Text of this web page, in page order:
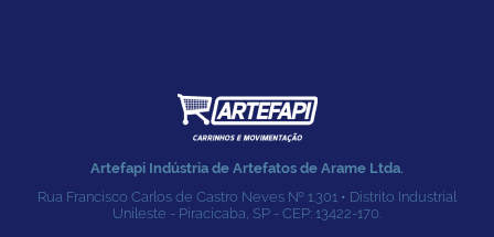
Artefapi Indústria de Artefatos de Arame Ltda.
Rua Francisco Carlos de Castro Neves № 1.301 • Distrito Industrial
Unileste - Piracicaba, SP - CEP: 13422-170.